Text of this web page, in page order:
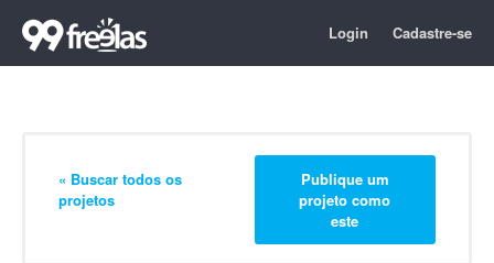
Login Cadastre-se
« Buscar todos os
projetos
Publique um
projeto como
este